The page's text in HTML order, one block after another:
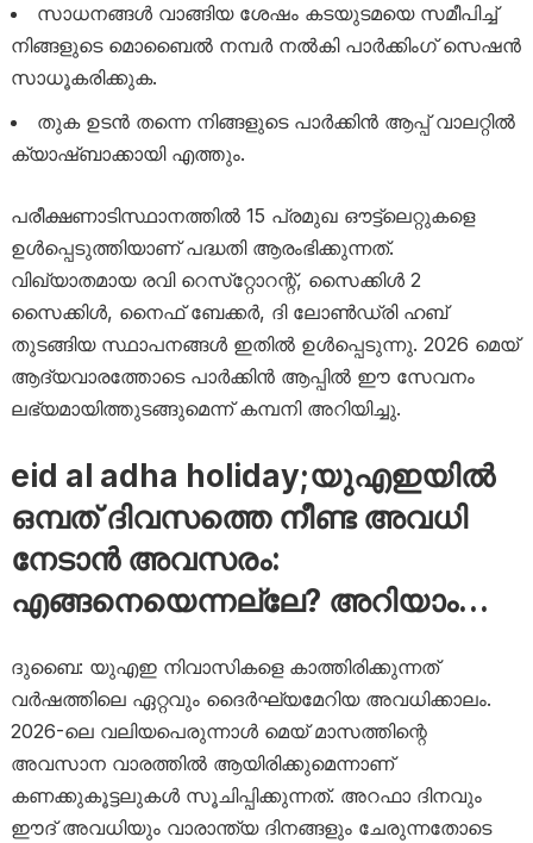
സാധനങ്ങൾ വാങ്ങിയ ശേഷം കടയുടമയെ സമീപിച്ച്
നിങ്ങളുടെ മൊബൈൽ നമ്പർ നൽകി പാർക്കിംഗ് സെഷൻ
സാധൂകരിക്കുക.
തുക ഉടൻ തന്നെ നിങ്ങളുടെ പാർക്കിൻ ആപ്പ് വാലറ്റിൽ
ക്യാഷ്ബാക്കായി എത്തും.
പരീക്ഷണാടിസ്ഥാനത്തിൽ 15 പ്രമുഖ ഔട്ട്‌ലെറ്റുകളെ
ഉൾപ്പെടുത്തിയാണ് പദ്ധതി ആരംഭിക്കുന്നത്.
വിഖ്യാതമായ രവി റെസ്‌റ്റോറന്റ്, സൈക്കിൾ 2
സൈക്കിൾ, നൈഫ് ബേക്കർ, ദി ലോൺഡ്രി ഹബ്
തുടങ്ങിയ സ്ഥാപനങ്ങൾ ഇതിൽ ഉൾപ്പെടുന്നു. 2026 മെയ്
ആദ്യവാരത്തോടെ പാർക്കിൻ ആപ്പിൽ ഈ സേവനം
ലഭ്യമായിത്തുടങ്ങുമെന്ന് കമ്പനി അറിയിച്ചു.
eid al adha holiday;യുഎഇയിൽ
ഒമ്പത് ദിവസത്തെ നീണ്ട അവധി
നേടാൻ അവസരം:
എങ്ങനെയെന്നല്ലേ? അറിയാം…
ദുബൈ: യുഎഇ നിവാസികളെ കാത്തിരിക്കുന്നത്
വർഷത്തിലെ ഏറ്റവും ദൈർഘ്യമേറിയ അവധിക്കാലം.
2026-ലെ വലിയപെരുന്നാൾ മെയ് മാസത്തിന്റെ
അവസാന വാരത്തിൽ ആയിരിക്കുമെന്നാണ്
കണക്കുകൂട്ടലുകൾ സൂചിപ്പിക്കുന്നത്. അറഫാ ദിനവും
ഈദ് അവധിയും വാരാന്ത്യ ദിനങ്ങളും ചേരുന്നതോടെ